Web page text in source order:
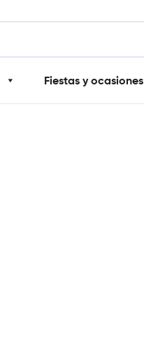
Fiestas y ocasiones